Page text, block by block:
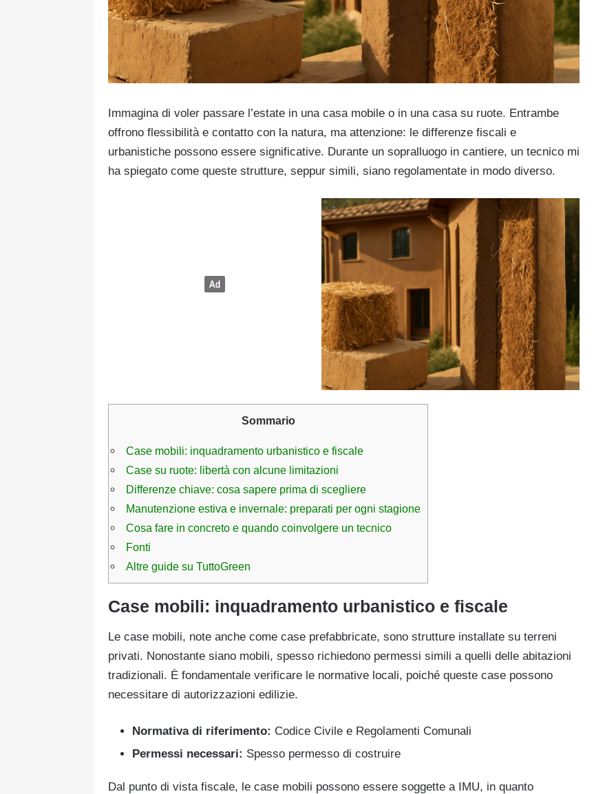
Immagina di voler passare l’estate in una casa mobile o in una casa su ruote. Entrambe
offrono flessibilità e contatto con la natura, ma attenzione: le differenze fiscali e
urbanistiche possono essere significative. Durante un sopralluogo in cantiere, un tecnico mi
ha spiegato come queste strutture, seppur simili, siano regolamentate in modo diverso.
Sommario
Case mobili: inquadramento urbanistico e fiscale
Case su ruote: libertà con alcune limitazioni
Differenze chiave: cosa sapere prima di scegliere
Manutenzione estiva e invernale: preparati per ogni stagione
Cosa fare in concreto e quando coinvolgere un tecnico
Fonti
Altre guide su TuttoGreen
Case mobili: inquadramento urbanistico e fiscale
Le case mobili, note anche come case prefabbricate, sono strutture installate su terreni
privati. Nonostante siano mobili, spesso richiedono permessi simili a quelli delle abitazioni
tradizionali. È fondamentale verificare le normative locali, poiché queste case possono
necessitare di autorizzazioni edilizie.
Normativa di riferimento: Codice Civile e Regolamenti Comunali
Permessi necessari: Spesso permesso di costruire
Dal punto di vista fiscale, le case mobili possono essere soggette a IMU, in quanto